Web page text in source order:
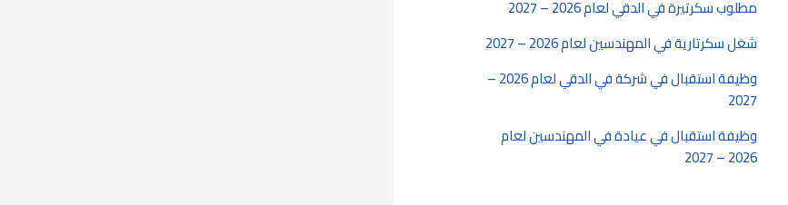
مطلوب سكرتيرة في الدقي لعام 2026 – 2027
شغل سكرتارية في المهندسين لعام 2026 – 2027
وظيفة استقبال في شركة في الدقي لعام 2026 –
2027
وظيفة استقبال في عيادة في المهندسين لعام
2026 – 2027